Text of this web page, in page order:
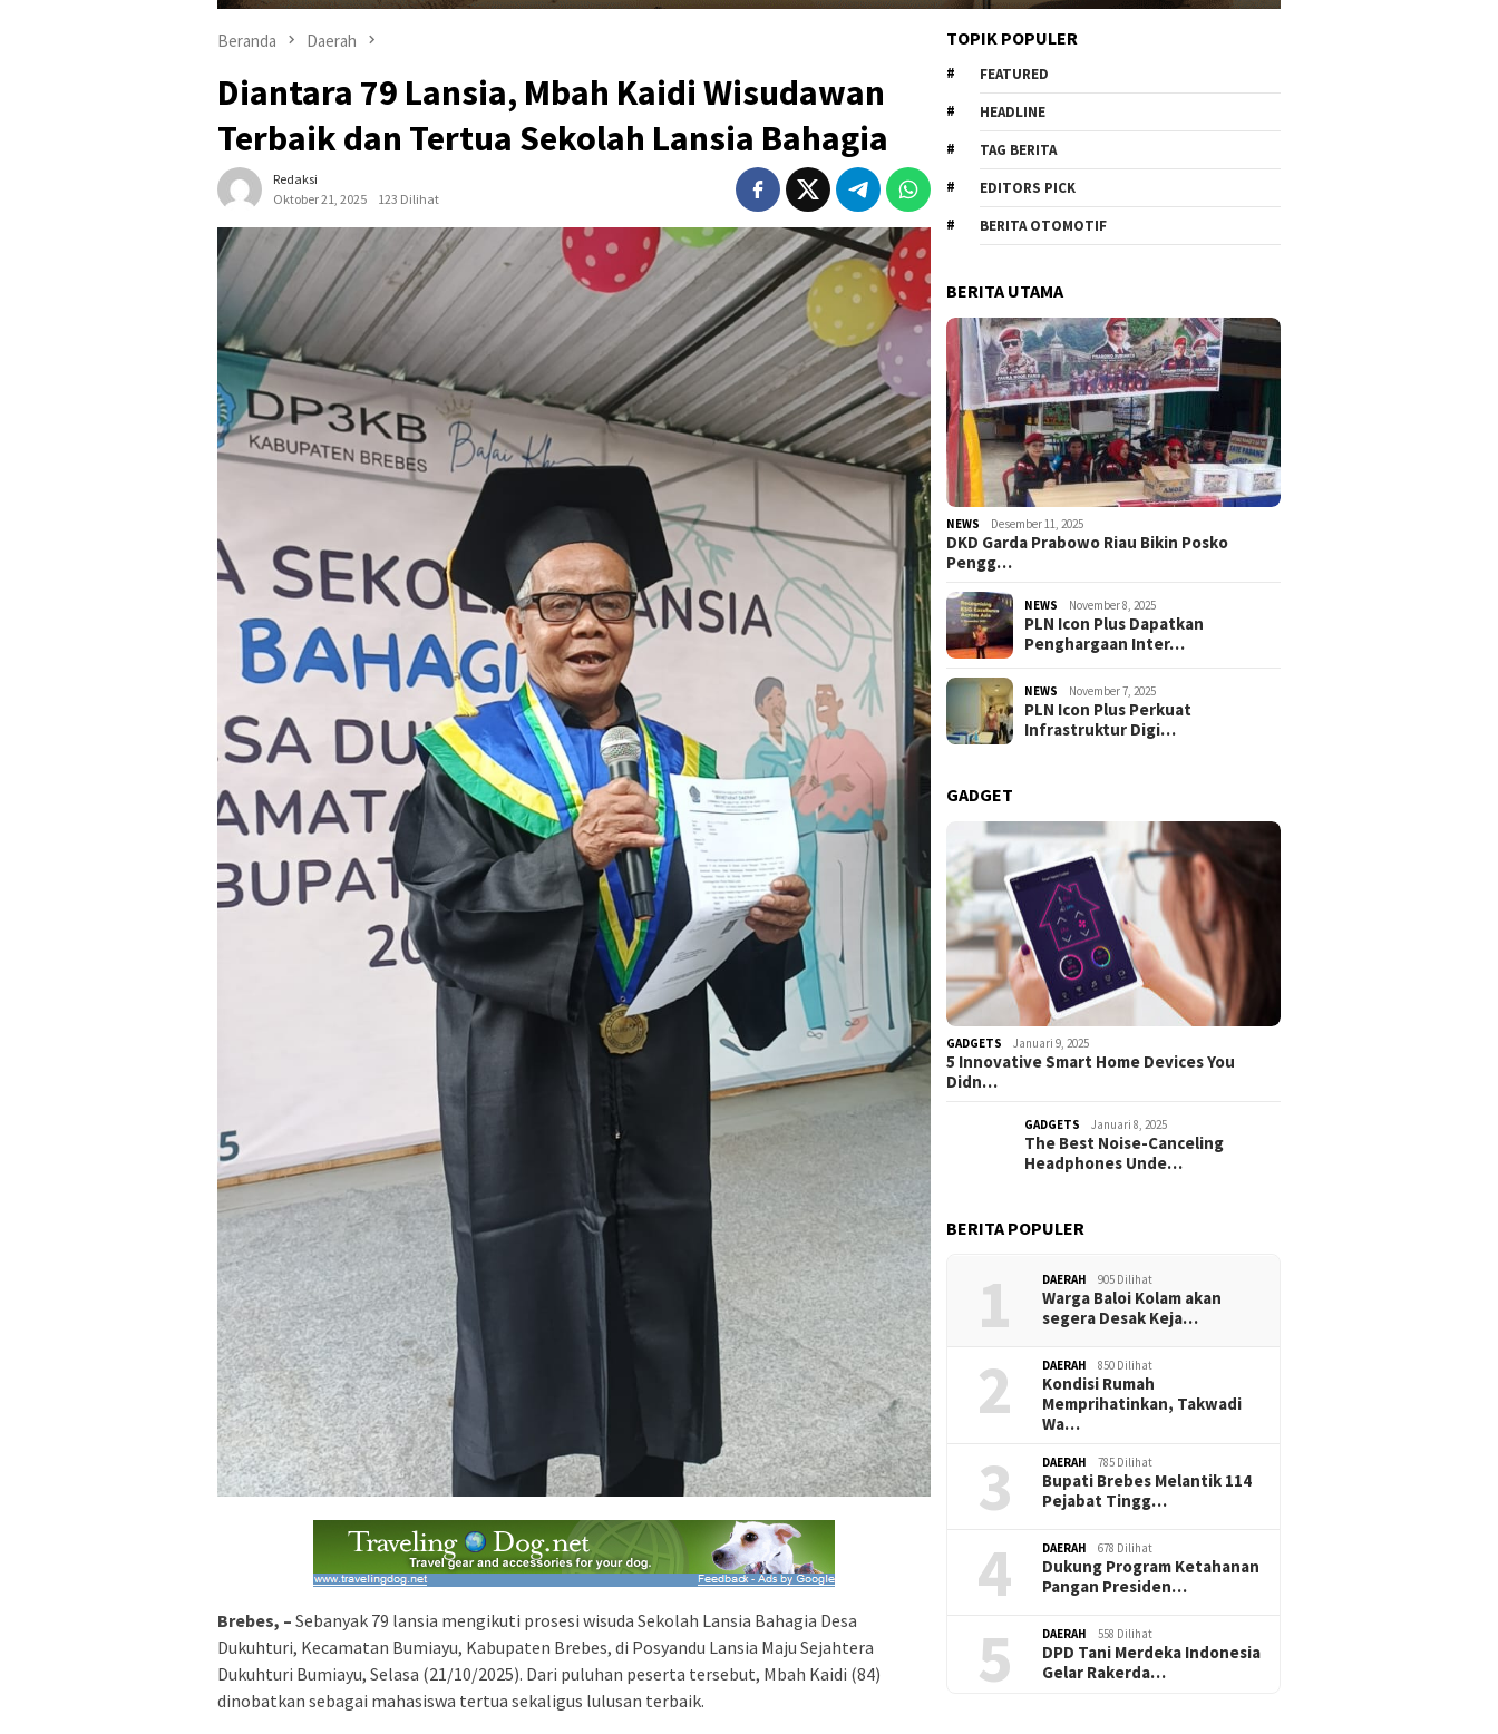
Beranda Daerah
Diantara 79 Lansia, Mbah Kaidi Wisudawan
Terbaik dan Tertua Sekolah Lansia Bahagia
Redaksi
Oktober 21, 2025
123 Dilihat
Brebes, – ‎Sebanyak 79 lansia mengikuti prosesi wisuda Sekolah Lansia Bahagia Desa
Dukuhturi, Kecamatan Bumiayu, Kabupaten Brebes, di Posyandu Lansia Maju Sejahtera
Dukuhturi Bumiayu, Selasa (21/10/2025). Dari puluhan peserta tersebut, Mbah Kaidi (84)
dinobatkan sebagai mahasiswa tertua sekaligus lulusan terbaik.
TOPIK POPULER
FEATURED
HEADLINE
TAG BERITA
EDITORS PICK
BERITA OTOMOTIF
BERITA UTAMA
NEWS Desember 11, 2025
DKD Garda Prabowo Riau Bikin Posko
Pengg…
NEWS November 8, 2025
PLN Icon Plus Dapatkan
Penghargaan Inter…
NEWS November 7, 2025
PLN Icon Plus Perkuat
Infrastruktur Digi…
GADGET
GADGETS Januari 9, 2025
5 Innovative Smart Home Devices You
Didn…
GADGETS Januari 8, 2025
The Best Noise-Canceling
Headphones Unde…
BERITA POPULER
1 DAERAH 905 Dilihat
Warga Baloi Kolam akan
segera Desak Keja…
2 DAERAH 850 Dilihat
Kondisi Rumah
Memprihatinkan, Takwadi
Wa…
3 DAERAH 785 Dilihat
Bupati Brebes Melantik 114
Pejabat Tingg…
4 DAERAH 678 Dilihat
Dukung Program Ketahanan
Pangan Presiden…
5 DAERAH 558 Dilihat
DPD Tani Merdeka Indonesia
Gelar Rakerda…